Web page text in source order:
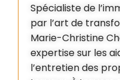
Spécialiste de
par l’art de
Marie-Christine
expertise sur les
l’entretien des